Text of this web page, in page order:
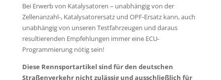
Bei Erwerb von Katalysatoren – unabhängig von der
Zellenanzahl-, Katalysatorersatz und OPF-Ersatz kann, auch
unabhängig von unseren Testfahrzeugen und daraus
resultierenden Empfehlungen immer eine ECU-
Programmierung nötig sein!
Diese Rennsportartikel sind für den deut­schen
Straßenverkehr nicht zulässig und ausschließlich für